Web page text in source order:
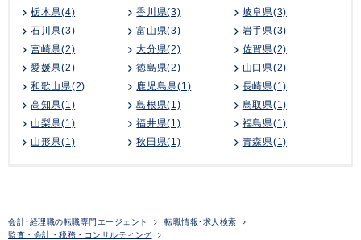
栃木県(4)
香川県(3)
岐阜県(3)
石川県(3)
富山県(3)
岩手県(3)
宮崎県(2)
大分県(2)
佐賀県(2)
愛媛県(2)
徳島県(2)
山口県(2)
和歌山県(2)
鹿児島県(1)
長崎県(1)
高知県(1)
島根県(1)
鳥取県(1)
山梨県(1)
福井県(1)
福島県(1)
山形県(1)
秋田県(1) 青森県(1)
会計･経理職の転職専門エージェント
転職情報･求人検索
監査・会計・税務・コンサルティング